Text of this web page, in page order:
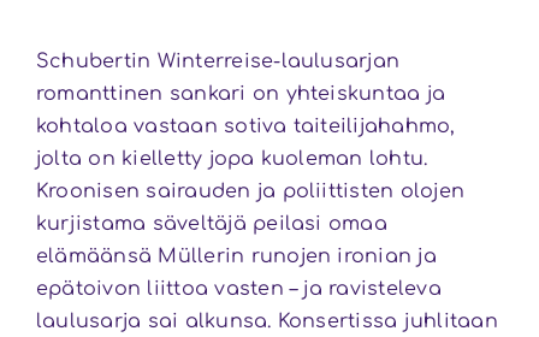
Schubertin Winterreise-laulusarjan
romanttinen sankari on yhteiskuntaa ja
kohtaloa vastaan sotiva taiteilijahahmo,
jolta on kielletty jopa kuoleman lohtu.
Kroonisen sairauden ja poliittisten olojen
kurjistama säveltäjä peilasi omaa
elämäänsä Müllerin runojen ironian ja
epätoivon liittoa vasten – ja ravisteleva
laulusarja sai alkunsa. Konsertissa juhlitaan